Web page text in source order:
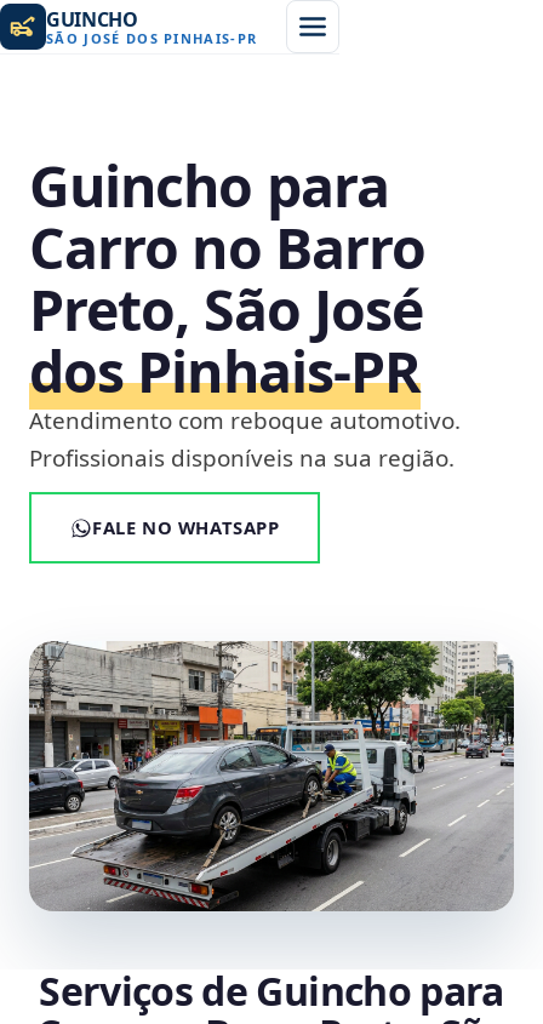
GUINCHO
SÃO JOSÉ DOS PINHAIS- PR
Guincho para
Carro no Barro
Preto, São José
dos Pinhais‑PR
Atendimento com reboque automotivo.
Profissionais disponíveis na sua região.
FALE NO WHATSAPP
Serviços de Guincho para